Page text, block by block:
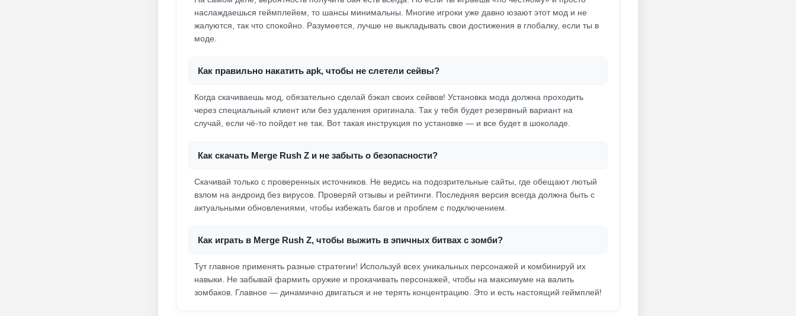
наслаждаешься геймплейем, то шансы минимальны. Многие игроки уже давно юзают этот мод и не
жалуются, так что спокойно. Разумеется, лучше не выкладывать свои достижения в глобалку, если ты в
моде.
Как правильно накатить apk, чтобы не слетели сейвы?
Когда скачиваешь мод, обязательно сделай бэкап своих сейвов! Установка мода должна проходить
через специальный клиент или без удаления оригинала. Так у тебя будет резервный вариант на
случай, если чё-то пойдет не так. Вот такая инструкция по установке — и все будет в шоколаде.
Как скачать Merge Rush Z и не забыть о безопасности?
Скачивай только с проверенных источников. Не ведись на подозрительные сайты, где обещают лютый
взлом на андроид без вирусов. Проверяй отзывы и рейтинги. Последняя версия всегда должна быть с
актуальными обновлениями, чтобы избежать багов и проблем с подключением.
Как играть в Merge Rush Z, чтобы выжить в эпичных битвах с зомби?
Тут главное применять разные стратегии! Используй всех уникальных персонажей и комбинируй их
навыки. Не забывай фармить оружие и прокачивать персонажей, чтобы на максимуме на валить
зомбаков. Главное — динамично двигаться и не терять концентрацию. Это и есть настоящий геймплей!